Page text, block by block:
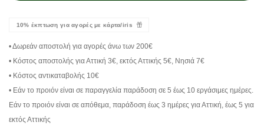
10% έκπτωση για αγορές με κάρτα/iris
• Δωρεάν αποστολή για αγορές άνω των 200€
• Κόστος αποστολής για Αττική 3€, εκτός Αττικής 5€, Νησιά 7€
• Κόστος αντικαταβολής 10€
• Εάν το προιόν είναι σε παραγγελία παράδοση σε 5 έως 10 εργάσιμες ημέρες.
Εάν το προιόν είναι σε απόθεμα, παράδοση έως 3 ημέρες για Αττική, έως 5 για
εκτός Αττικής